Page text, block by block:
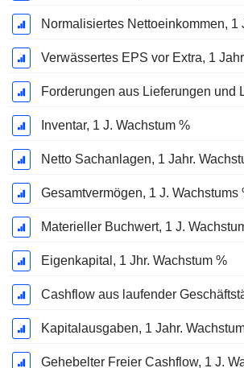
Inventar, 1 J. Wachstum %
Netto Sachanlagen, 1 Jahr.
Gesamtvermögen, 1 J. Wachstums
Materieller Buchwert, 1 J.
Eigenkapital, 1 Jhr. Wachstum %
Kapitalausgaben, 1 Jahr.
Gehebelter Freier Cashflow, 1 J.